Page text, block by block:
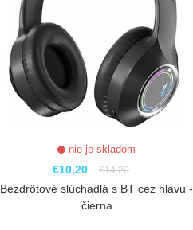
nie je skladom
€10,20 €14,20
Bezdrôtové slúchadlá s BT cez hlavu -
čierna